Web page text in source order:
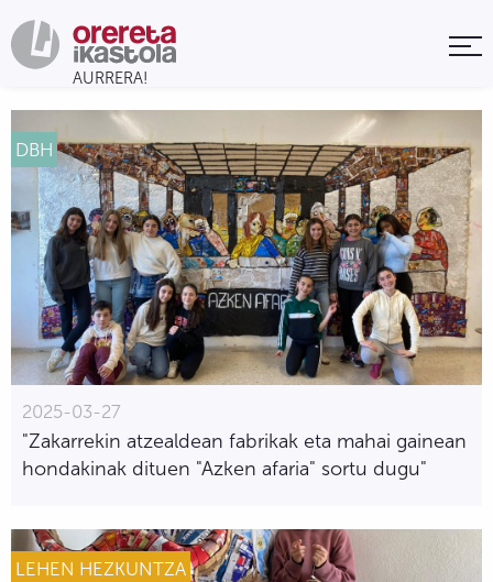
DBH
2025-03-27
"Zakarrekin atzealdean fabrikak eta mahai gainean
hondakinak dituen "Azken afaria" sortu dugu"
LEHEN HEZKUNTZA